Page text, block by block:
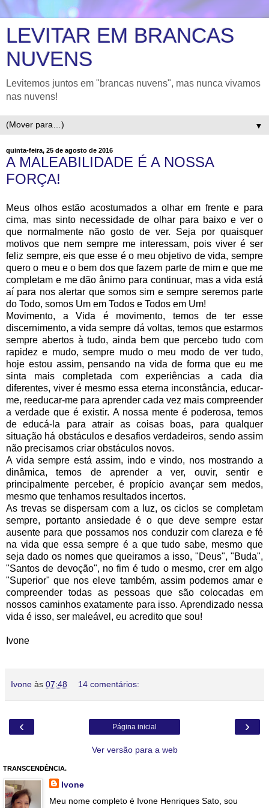
LEVITAR EM BRANCAS
NUVENS
Levitemos juntos em "brancas nuvens", mas nunca vivamos
nas nuvens!
▼
quinta-feira, 25 de agosto de 2016
A MALEABILIDADE É A NOSSA
FORÇA!
Meus olhos estão acostumados a olhar em frente e para
cima, mas sinto necessidade de olhar para baixo e ver o
que normalmente não gosto de ver. Seja por quaisquer
motivos que nem sempre me interessam, pois viver é ser
feliz sempre, eis que esse é o meu objetivo de vida, sempre
quero o meu e o bem dos que fazem parte de mim e que me
completam e me dão ânimo para continuar, mas a vida está
aí para nos alertar que somos sim e sempre seremos parte
do Todo, somos Um em Todos e Todos em Um!
Movimento, a Vida é movimento, temos de ter esse
discernimento, a vida sempre dá voltas, temos que estarmos
sempre abertos à tudo, ainda bem que percebo tudo com
rapidez e mudo, sempre mudo o meu modo de ver tudo,
hoje estou assim, pensando na vida de forma que eu me
sinta mais completada com experiências a cada dia
diferentes, viver é mesmo essa eterna inconstância, educar-
me, reeducar-me para aprender cada vez mais compreender
a verdade que é existir. A nossa mente é poderosa, temos
de educá-la para atrair as coisas boas, para qualquer
situação há obstáculos e desafios verdadeiros, sendo assim
não precisamos criar obstáculos novos.
A vida sempre está assim, indo e vindo, nos mostrando a
dinâmica, temos de aprender a ver, ouvir, sentir e
principalmente perceber, é propício avançar sem medos,
mesmo que tenhamos resultados incertos.
As trevas se dispersam com a luz, os ciclos se completam
sempre, portanto ansiedade é o que deve sempre estar
ausente para que possamos nos conduzir com clareza e fé
na vida que essa sempre é a que tudo sabe, mesmo que
seja dado os nomes que queiramos a isso, "Deus", "Buda",
"Santos de devoção", no fim é tudo o mesmo, crer em algo
"Superior" que nos eleve também, assim podemos amar e
compreender todas as pessoas que são colocadas em
nossos caminhos exatamente para isso. Aprendizado nessa
vida é isso, ser maleável, eu acredito que sou!
Ivone
Ivone às 07:48 14 comentários:
‹ ›
Página inicial
Ver versão para a web
TRANSCENDÊNCIA.
Ivone
Meu nome completo é Ivone Henriques Sato, sou